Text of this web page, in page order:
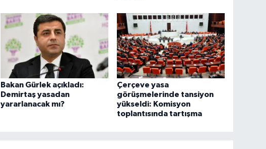
Bakan Gürlek açıkladı:
Demirtaş yasadan
yararlanacak mı?
Çerçeve yasa
görüşmelerinde tansiyon
yükseldi: Komisyon
toplantısında tartışma